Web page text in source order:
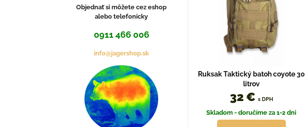
Ruksak Taktický batoh coyote 30
litrov
32 € s DPH
Skladom - doručíme za 1-2 dni
Objednať si môžete cez eshop
alebo telefonicky
0911 466 006
info@jagershop.sk